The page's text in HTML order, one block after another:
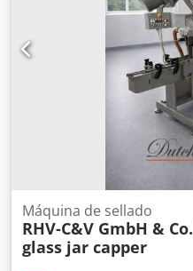
Máquina de sellado
RHV-C&V GmbH & Co.
glass jar capper